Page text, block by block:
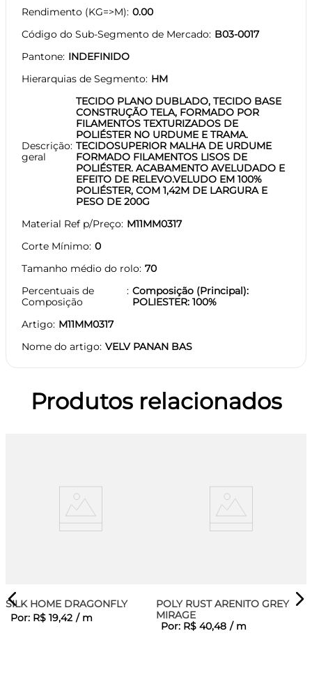
Rendimento (KG=>M) 0.00
Código do Sub-Segmento de Mercado B03-0017
Pantone INDEFINIDO
Hierarquias de Segmento HM
Descrição
geral
TECIDO PLANO DUBLADO, TECIDO BASE
CONSTRUÇÃO TELA, FORMADO POR
FILAMENTOS TEXTURIZADOS DE
POLIÉSTER NO URDUME E TRAMA.
TECIDOSUPERIOR MALHA DE URDUME
FORMADO FILAMENTOS LISOS DE
POLIÉSTER. ACABAMENTO AVELUDADO E
EFEITO DE RELEVO.VELUDO EM 100%
POLIÉSTER, COM 1,42M DE LARGURA E
PESO DE 200G
Material Ref p/Preço M11MM0317
Corte Mínimo 0
Tamanho médio do rolo 70
Percentuais de
Composição
Composição (Principal):
POLIESTER: 100%
Artigo M11MM0317
Nome do artigo VELV PANAN BAS
Produtos relacionados
SILK HOME DRAGONFLY
Por: R$ 19,42 / m
POLY RUST ARENITO GREY
MIRAGE
Por: R$ 40,48 / m